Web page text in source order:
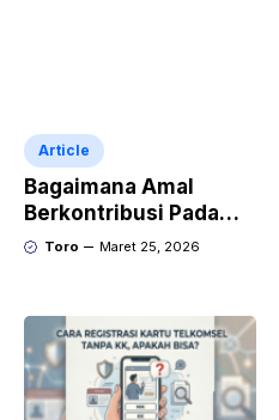
Article
Bagaimana Amal
Berkontribusi Pada
Perubahan Positif
Toro Maret 25, 2026